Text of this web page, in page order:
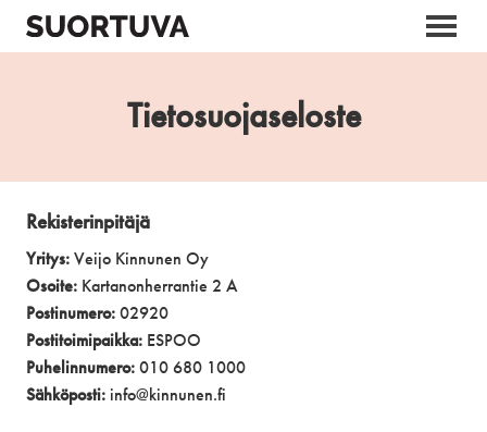
Tietosuojaseloste
Rekisterinpitäjä
Yritys:Veijo Kinnunen Oy
Osoite: Kartanonherrantie 2 A
Postinumero:02920
Postitoimipaikka: ESPOO
Puhelinnumero:010 680 1000
Sähköposti: info@kinnunen.fi